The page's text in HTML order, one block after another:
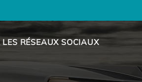
RÉSEAUX SOCIAUX